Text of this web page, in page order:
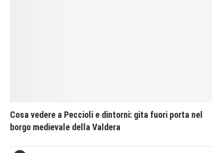
Cosa vedere a Peccioli e dintorni: gita fuori porta nel
borgo medievale della Valdera